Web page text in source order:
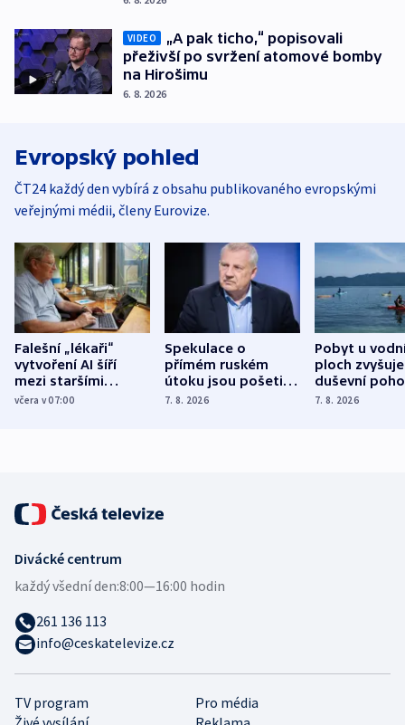
VIDEO
„A pak ticho,“ popisovali
přeživší po svržení atomové bomby
na Hirošimu
6. 8. 2026
Evropský pohled
ČT24 každý den vybírá z obsahu publikovaného evropskými
veřejnými médii, členy Eurovize.
Falešní „lékaři“
vytvoření AI šíří
mezi staršími
Poláky nebezpečné
včera v 07:00
Spekulace o
přímém ruském
útoku jsou pošetilé,
míní estonský
7. 8. 2026
Pobyt u
ploch zvyšuje
duševní
ukázala
7. 8. 2026
TV program
Pro média
Divácké centrum
každý všední den:8:00—16:00 hodin
261 136 113
info@ceskatelevize.cz